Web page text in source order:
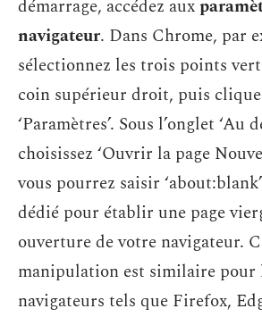
démarrage, accédez aux
navigateur. Dans Chrome, par
sélectionnez les trois points
coin supérieur droit, puis
‘Paramètres’. Sous l’onglet ‘Au
choisissez ‘Ouvrir la page
vous pourrez saisir
dédié pour établir une page
ouverture de votre navigateur.
manipulation est similaire pour
navigateurs tels que Firefox,